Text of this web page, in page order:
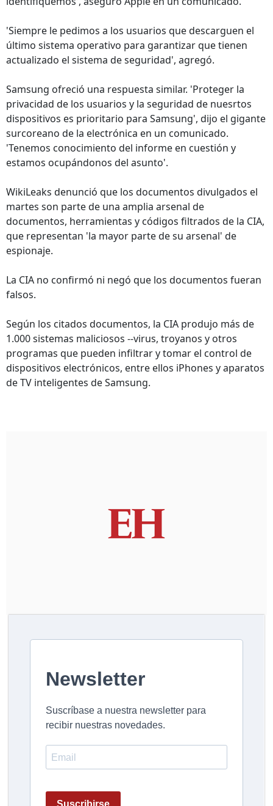
'Siempre le pedimos a los usuarios que descarguen el
último sistema operativo para garantizar que tienen
actualizado el sistema de seguridad', agregó.
Samsung ofreció una respuesta similar. 'Proteger la
privacidad de los usuarios y la seguridad de nuesrtos
dispositivos es prioritario para Samsung', dijo el gigante
surcoreano de la electrónica en un comunicado.
'Tenemos conocimiento del informe en cuestión y
estamos ocupándonos del asunto'.
WikiLeaks denunció que los documentos divulgados el
martes son parte de una amplia arsenal de
documentos, herramientas y códigos filtrados de la CIA,
que representan 'la mayor parte de su arsenal' de
espionaje.
La CIA no confirmó ni negó que los documentos fueran
falsos.
Según los citados documentos, la CIA produjo más de
1.000 sistemas maliciosos --virus, troyanos y otros
programas que pueden infiltrar y tomar el control de
dispositivos electrónicos, entre ellos iPhones y aparatos
de TV inteligentes de Samsung.